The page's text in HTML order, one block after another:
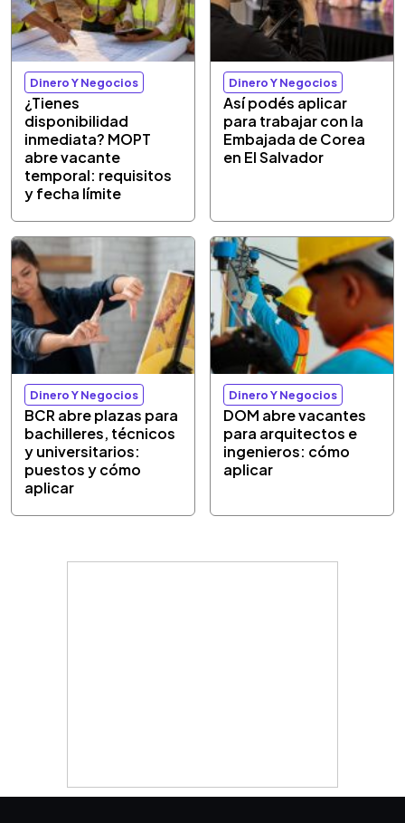
Dinero Y Negocios
¿Tienes
disponibilidad
inmediata? MOPT
abre vacante
temporal: requisitos
y fecha límite
Dinero Y Negocios
Así podés aplicar
para trabajar con la
Embajada de Corea
en El Salvador
Dinero Y Negocios
BCR abre plazas para
bachilleres, técnicos
y universitarios:
puestos y cómo
aplicar
Dinero Y Negocios
DOM abre vacantes
para arquitectos e
ingenieros: cómo
aplicar